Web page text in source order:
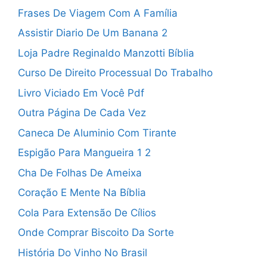
Frases De Viagem Com A Família
Assistir Diario De Um Banana 2
Loja Padre Reginaldo Manzotti Bíblia
Curso De Direito Processual Do Trabalho
Livro Viciado Em Você Pdf
Outra Página De Cada Vez
Caneca De Aluminio Com Tirante
Espigão Para Mangueira 1 2
Cha De Folhas De Ameixa
Coração E Mente Na Bíblia
Cola Para Extensão De Cílios
Onde Comprar Biscoito Da Sorte
História Do Vinho No Brasil